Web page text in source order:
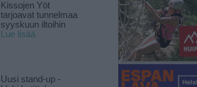
Kissojen Yöt
tarjoavat tunnelmaa
syyskuun iltoihin
Lue lisää
Uusi stand-up -